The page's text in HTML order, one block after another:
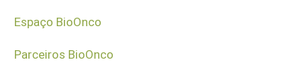
Espaço BioOnco
Parceiros BioOnco